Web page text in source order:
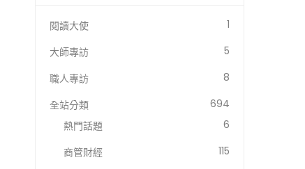
閱讀大使
1
大師專訪
5
職人專訪
8
全站分類
694
熱門話題
6
商管財經
115